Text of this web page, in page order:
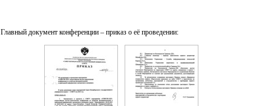
Главный документ конференции – приказ о её проведении: